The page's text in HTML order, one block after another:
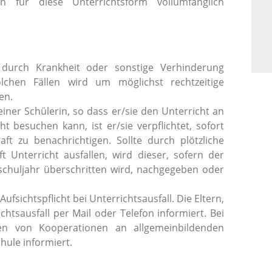
Krankheit oder sonstige Verhinderung
Fällen wird um möglichst rechtzeitige
Schülerin, so dass er/sie den Unterricht an
besuchen kann, ist er/sie verpflichtet, sofort
zu benachrichtigen. Sollte durch plötzliche
Unterricht ausfallen, wird dieser, sofern der
überschritten wird, nachgegeben oder
bei Unterrichtsausfall. Die Eltern,
per Mail oder Telefon informiert. Bei
von Kooperationen an allgemeinbildenden
informiert.